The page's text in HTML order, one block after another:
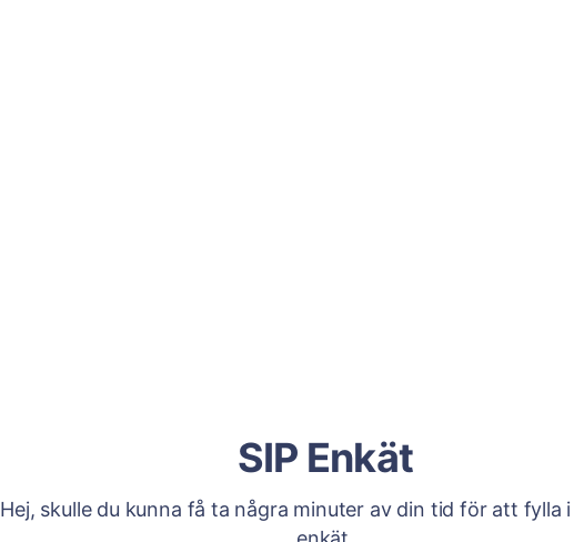
SIP Enkät
Hej, skulle du kunna få ta några minuter av din tid för att fylla